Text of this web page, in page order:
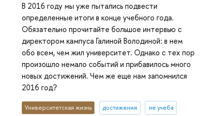
В 2016 году мы уже пытались подвести
определенные итоги в конце учебного года.
Обязательно прочитайте большое интервью с
директором кампуса Галиной Володиной: в нем
обо всем, чем жил университет. Однако с тех пор
произошло немало событий и прибавилось много
новых достижений. Чем же еще нам запомнился
2016 год?
Университетская жизнь достижения не учеба